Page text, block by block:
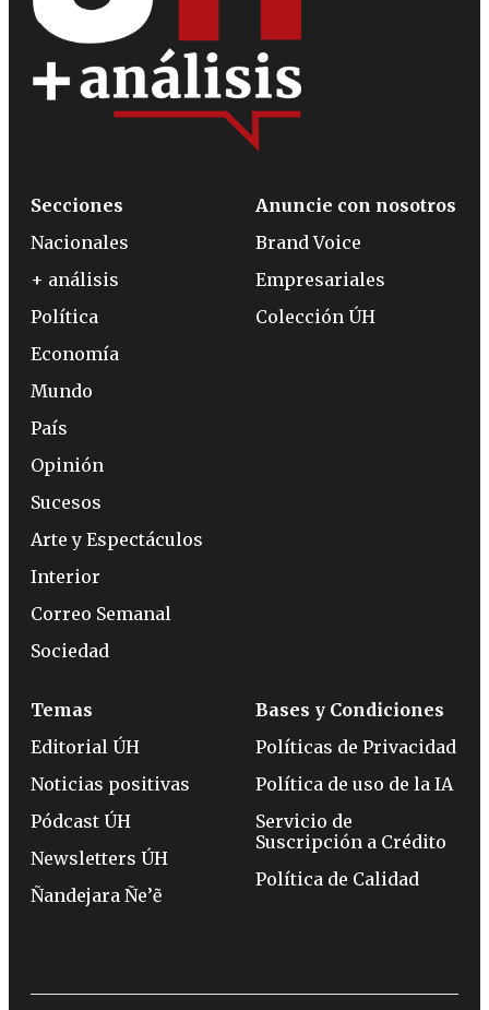
Secciones
Nacionales
+ análisis
Política
Economía
Mundo
País
Opinión
Sucesos
Arte y Espectáculos
Interior
Correo Semanal
Sociedad
Anuncie con nosotros
Brand Voice
Empresariales
Colección ÚH
Temas
Editorial ÚH
Noticias positivas
Pódcast ÚH
Newsletters ÚH
Ñandejara Ñe’ẽ
Bases y Condiciones
Políticas de Privacidad
Política de uso de la IA
Servicio de
Suscripción a Crédito
Política de Calidad